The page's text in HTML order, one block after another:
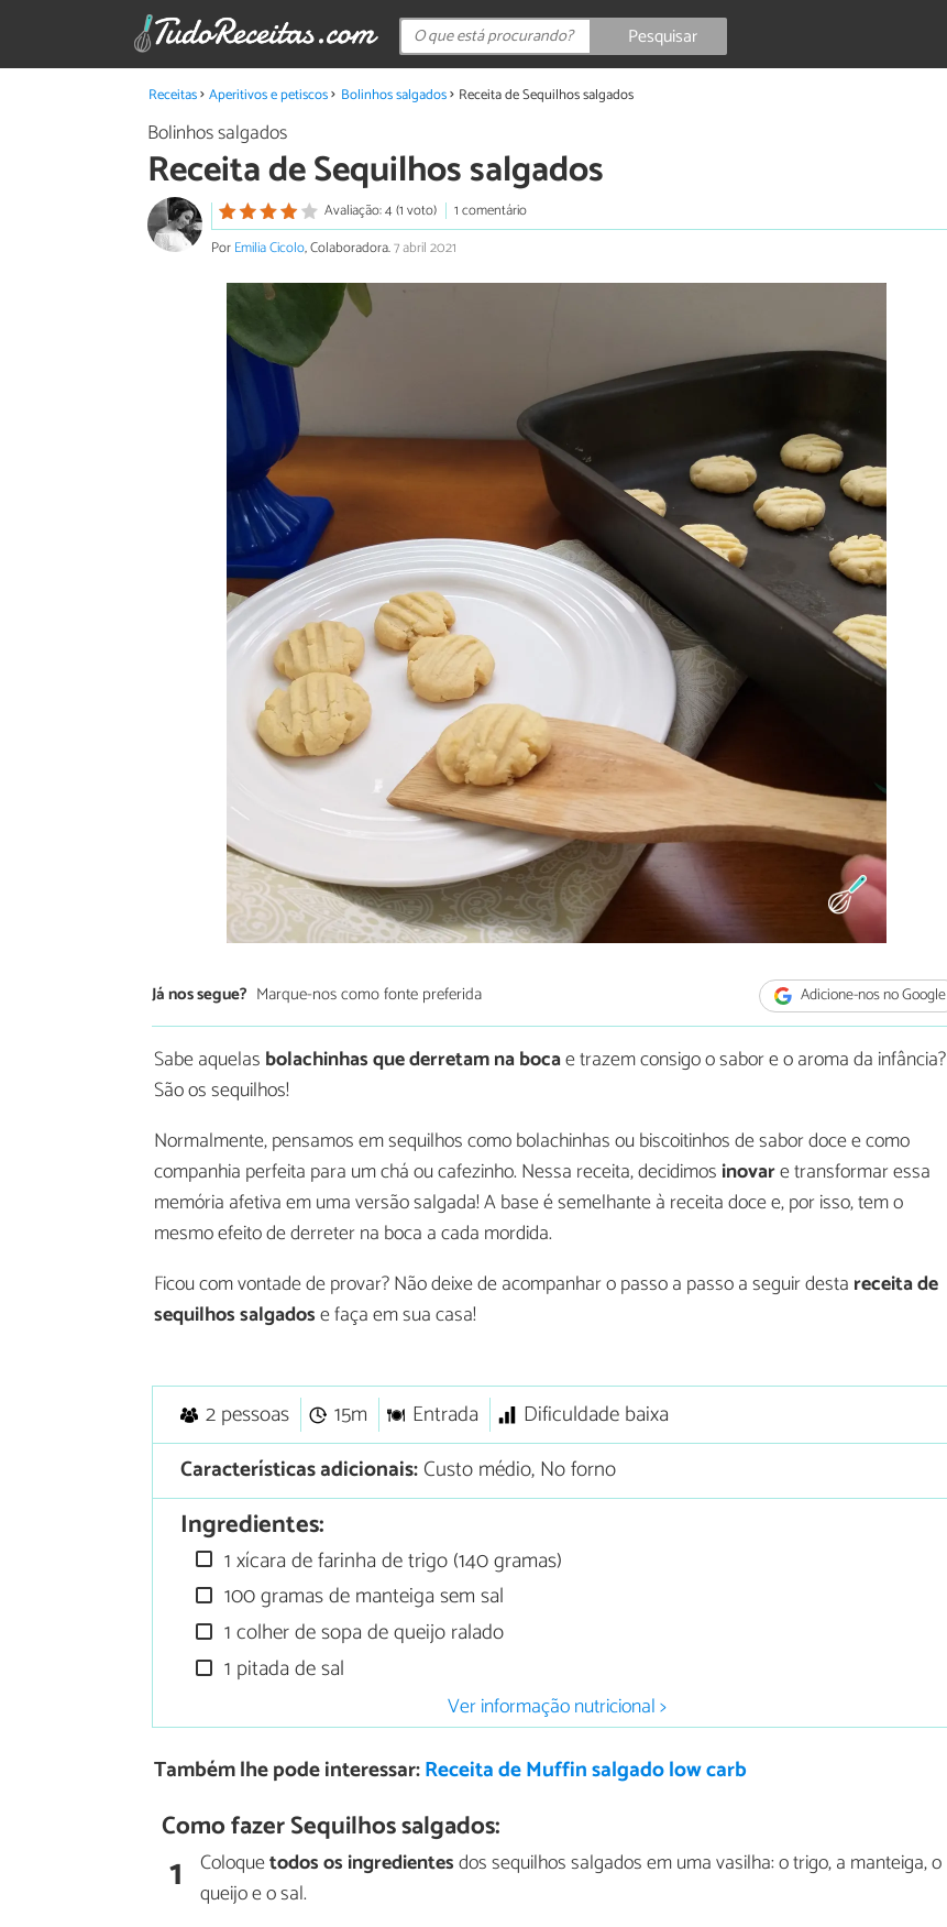
Pesquisar
Receitas Aperitivos e petiscos Bolinhos salgados Receita de Sequilhos salgados
Bolinhos salgados
Receita de Sequilhos salgados
Avaliação: 4 (1 voto)
1 comentário
PorEmilia Cicolo, Colaboradora.7 abril 2021
Já nos segue? Marque-nos como fonte preferida Adicione-nos no Google
Sabe aquelas bolachinhas que derretam na bocae trazem consigo o sabor e o aroma da infância?
São os sequilhos!
Normalmente, pensamos em sequilhos como bolachinhas ou biscoitinhos de sabor doce e como
companhia perfeita para um chá ou cafezinho. Nessa receita, decidimos inovare transformar essa
memória afetiva em uma versão salgada! A base é semelhante à receita doce e, por isso, tem o
mesmo efeito de derreter na boca a cada mordida.
Ficou com vontade de provar? Não deixe de acompanhar o passo a passo a seguir desta receita de
sequilhos salgadose faça em sua casa!
2 pessoas 15m Entrada
Dificuldade baixa
Características adicionais:Custo médio, No forno
Ingredientes:
1 xícara de farinha de trigo (140 gramas)
100 gramas de manteiga sem sal
1 colher de sopa de queijo ralado
1 pitada de sal
Ver informação nutricional >
Também lhe pode interessar:Receita de Muffin salgado low carb
Como fazer Sequilhos salgados:
1 Coloquetodos os ingredientesdos sequilhos salgados em uma vasilha: o trigo, a manteiga, o
queijo e o sal.